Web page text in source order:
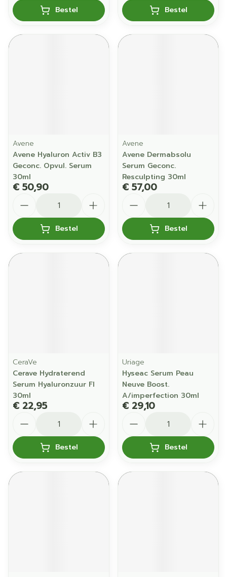
Bestel Bestel
Avene
Avene Hyaluron Activ B3
Geconc. Opvul. Serum
30ml
€ 50,90
Bestel
Avene
Avene Dermabsolu
Serum Geconc.
Resculpting 30ml
€ 57,00
Bestel
CeraVe
Cerave Hydraterend
Serum Hyaluronzuur Fl
30ml
€ 22,95
Bestel
Uriage
Hyseac Serum Peau
Neuve Boost.
A/imperfection 30ml
€ 29,10
Bestel